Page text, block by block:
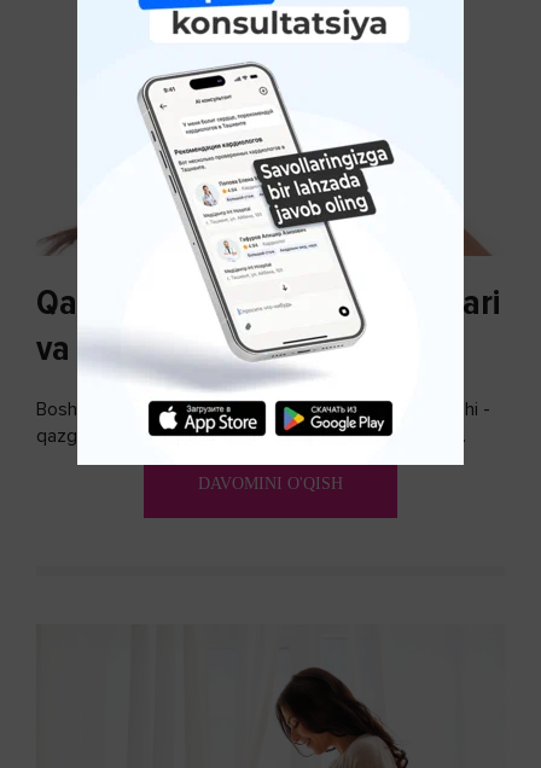
Qazg'oq paydo bo'lishi sabablari
va uni davolash
Bosh terisidagi mayda yoki katta teri bo’laklari ajralishi -
qazg’oq deyiladi. Ular katta miqdorda bo’lsa, kiyim-
kechakka tushib, yoqimsiz...
DAVOMINI O'QISH